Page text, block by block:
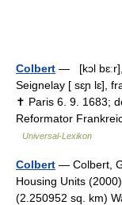
Colbert — [kɔl
Seignelay [ sɛɲ lɛ],
✝ Paris 6. 9. 1683;
Reformator
Universal-Lexikon
Colbert — Colbert,
Housing Units
(2.250952 sq. km)